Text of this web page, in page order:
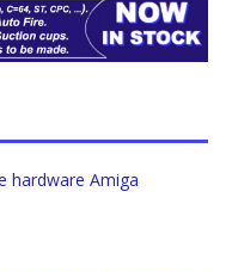
hardware Amiga